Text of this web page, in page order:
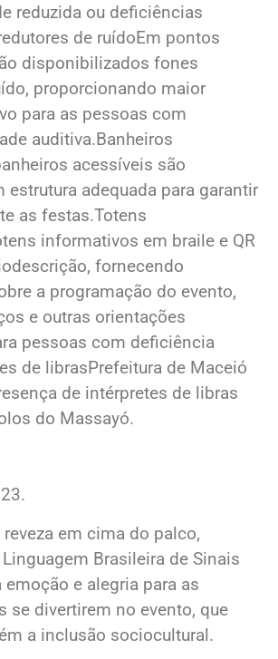
reduzida ou deficiências
de ruídoEm pontos
disponibilizados fones
proporcionando maior
para as pessoas com
auditiva.Banheiros
acessíveis são
estrutura adequada para garantir
as festas.Totens
informativos em braile e QR
fornecendo
a programação do evento,
e outras orientações
pessoas com deficiência
de librasPrefeitura de Maceió
de intérpretes de libras
do Massayó.
em cima do palco,
Brasileira de Sinais
e alegria para as
se divertirem no evento, que
a inclusão sociocultural.